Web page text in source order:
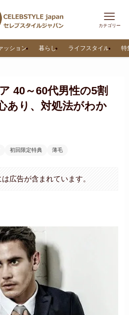
カテゴリー
ッション 暮らし ライフスタイル 特
40～60代男性の5割
あり、対処法がわか
初回限定特典 薄毛
広告が含まれています。